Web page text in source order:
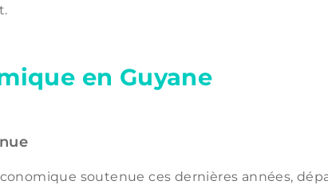
en Guyane
soutenue ces dernières années,